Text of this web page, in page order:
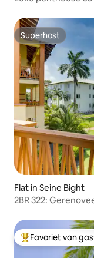
Superhost
Superhost
Flat in Seine Bight
2BR 322:
Topfavoriet van
Favoriet van